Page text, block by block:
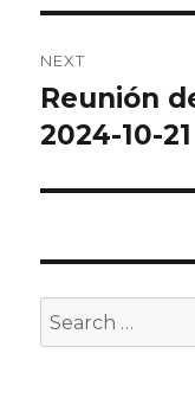
NEXT
Next
post:
Reunión
2024-10-21
Search
for: